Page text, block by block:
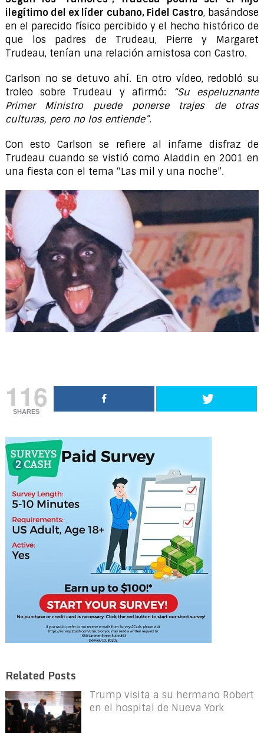
ilegítimo del ex líder cubano, Fidel Castro, basándose
en el parecido físico percibido y el hecho histórico de
que los padres de Trudeau, Pierre y Margaret
Trudeau, tenían una relación amistosa con Castro.
Carlson no se detuvo ahí. En otro vídeo, redobló su
troleo sobre Trudeau y afirmó:
“Su espeluznante
Primer Ministro puede ponerse trajes de otras
culturas, pero no los entiende”.
Con esto Carlson se refiere al infame disfraz de
Trudeau cuando se vistió como Aladdin en 2001 en
una fiesta con el tema “Las mil y una noche”.
116
SHARES
Related Posts
Trump visita a su hermano Robert
en el hospital de Nueva York